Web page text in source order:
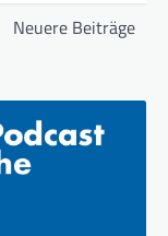
Neuere Beiträge